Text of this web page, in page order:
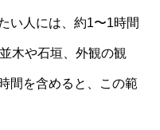
い人には、約1〜1時間
木や石垣、外観の観
間を含めると、この範